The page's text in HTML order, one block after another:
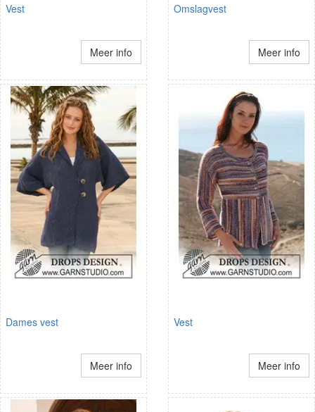
Vest
Meer info
Omslagvest
Meer info
Dames vest
Meer info
Vest
Meer info